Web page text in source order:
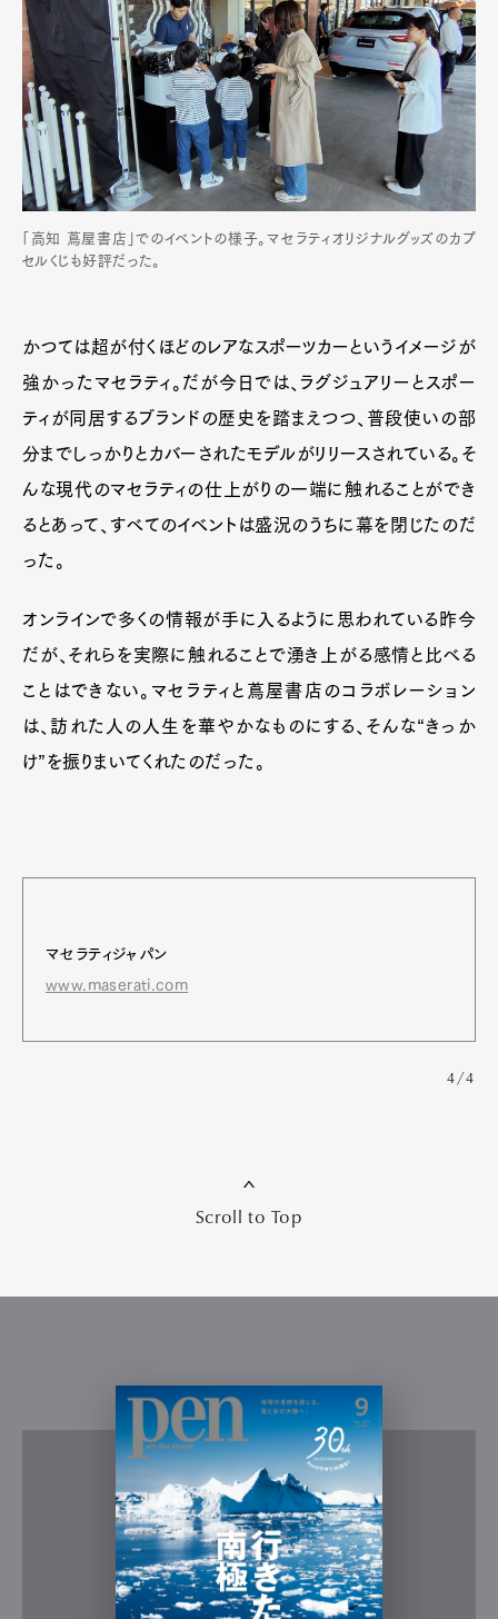
「高知 蔦屋書店」でのイベントの様子。マセラティオリジナルグッズのカプ
セルくじも好評だった。
かつては超が付くほどのレアなスポーツカーというイメージが
強かったマセラティ。だが今日では、ラグジュアリーとスポー
ティが同居するブランドの歴史を踏まえつつ、普段使いの部
分までしっかりとカバーされたモデルがリリースされている。そ
んな現代のマセラティの仕上がりの一端に触れることができ
るとあって、すべてのイベントは盛況のうちに幕を閉じたのだ
った。
オンラインで多くの情報が手に入るように思われている昨今
だが、それらを実際に触れることで湧き上がる感情と比べる
ことはできない。マセラティと蔦屋書店のコラボレーション
は、訪れた人の人生を華やかなものにする、そんな“きっか
け”を振りまいてくれたのだった。
マセラティジャパン
www.maserati.com
4/4
Scroll to Top